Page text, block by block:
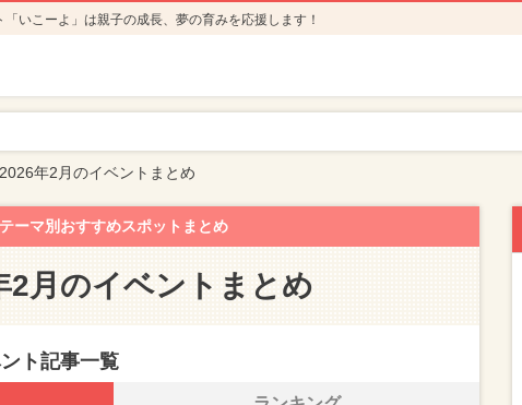
いこーよ」は親子の成長、夢の育みを応援します！
年2月のイベントまとめ
テーマ別おすすめスポットまとめ
2月のイベントまとめ
ト記事一覧